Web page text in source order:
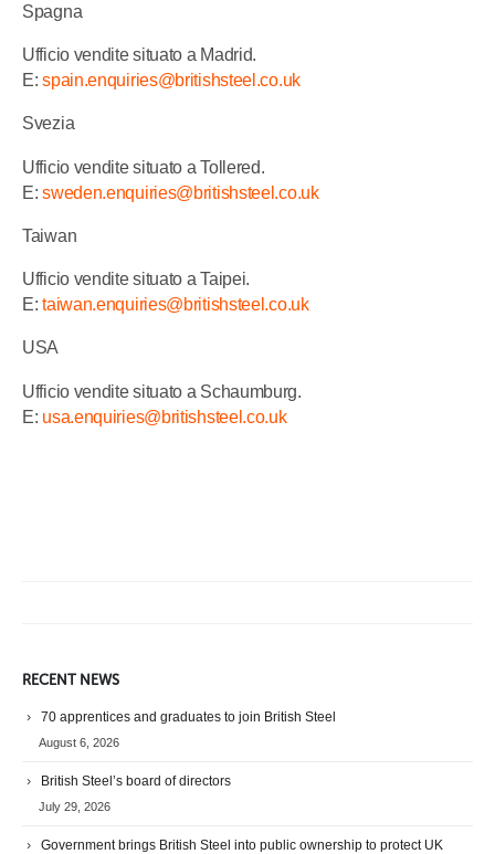
Spagna
Ufficio vendite situato a Madrid.
E: spain.enquiries@britishsteel.co.uk
Svezia
Ufficio vendite situato a Tollered.
E: sweden.enquiries@britishsteel.co.uk
Taiwan
Ufficio vendite situato a Taipei.
E: taiwan.enquiries@britishsteel.co.uk
USA
Ufficio vendite situato a Schaumburg.
E: usa.enquiries@britishsteel.co.uk
RECENT NEWS
70 apprentices and graduates to join British Steel
August 6, 2026
British Steel’s board of directors
July 29, 2026
Government brings British Steel into public ownership to protect UK